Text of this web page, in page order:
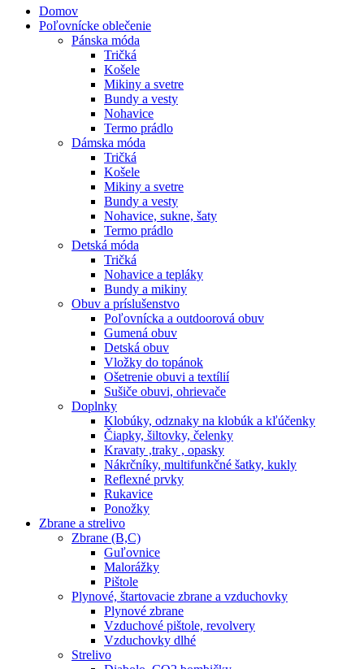
Domov
Poľovnícke oblečenie
Pánska móda
Tričká
Košele
Mikiny a svetre
Bundy a vesty
Nohavice
Termo prádlo
Dámska móda
Tričká
Košele
Mikiny a svetre
Bundy a vesty
Nohavice, sukne, šaty
Termo prádlo
Detská móda
Tričká
Nohavice a tepláky
Bundy a mikiny
Obuv a príslušenstvo
Poľovnícka a outdoorová obuv
Gumená obuv
Detská obuv
Vložky do topánok
Ošetrenie obuvi a textílií
Sušiče obuvi, ohrievače
Doplnky
Klobúky, odznaky na klobúk a kľúčenky
Čiapky, šiltovky, čelenky
Kravaty ,traky , opasky
Nákrčníky, multifunkčné šatky, kukly
Reflexné prvky
Rukavice
Ponožky
Zbrane a strelivo
Zbrane (B,C)
Guľovnice
Malorážky
Pištole
Plynové, štartovacie zbrane a vzduchovky
Plynové zbrane
Vzduchové pištole, revolvery
Vzduchovky dlhé
Strelivo